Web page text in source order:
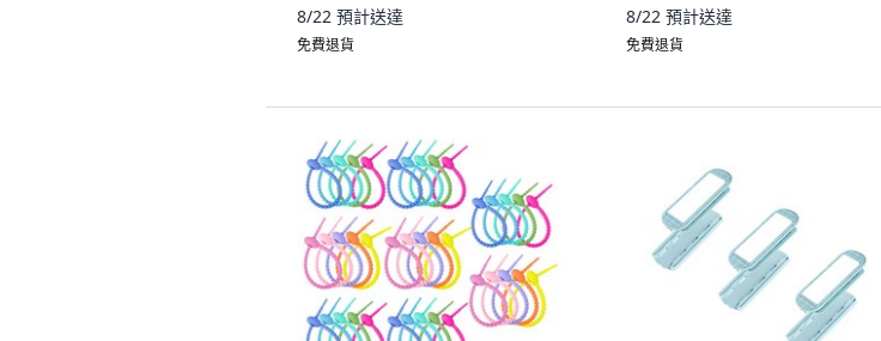
8/22 預計送達
免費退貨
8/22 預計送達
免費退貨